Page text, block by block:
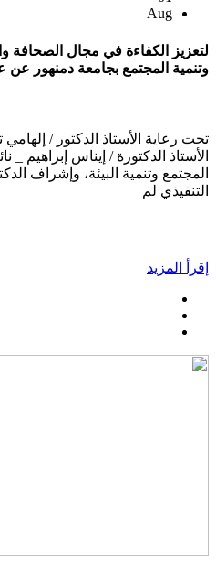
Aug
لتعزيز الكفاءة في مجال الصحافة
وتنمية المجتمع بجامعة دمنهور عن
الأستاذ الدكتورة / إيناس
المجتمع وتنمية البيئة، وإشراف
التنفيذي لم
إقرأ المزيد